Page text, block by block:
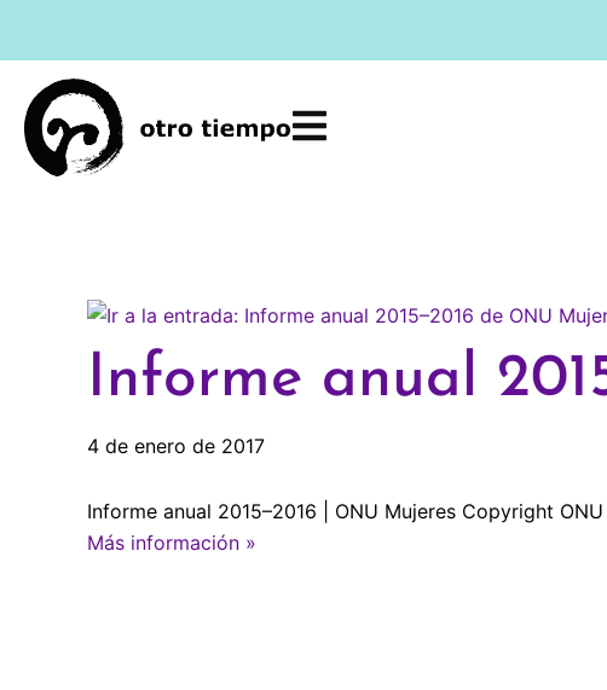
contenido
Informe anual
4 de enero de 2017
Informe anual 2015–2016 | ONU Mujeres Copyright
Más información »